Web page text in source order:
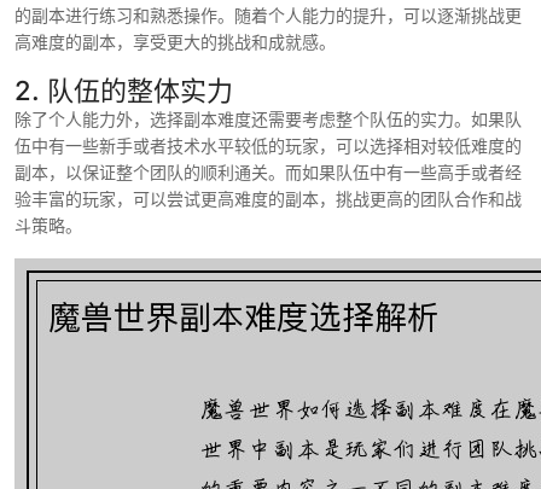
的副本进行练习和熟悉操作。随着个人能力的提升，可以逐渐挑战更
高难度的副本，享受更大的挑战和成就感。
2. 队伍的整体实力
除了个人能力外，选择副本难度还需要考虑整个队伍的实力。如果队
伍中有一些新手或者技术水平较低的玩家，可以选择相对较低难度的
副本，以保证整个团队的顺利通关。而如果队伍中有一些高手或者经
验丰富的玩家，可以尝试更高难度的副本，挑战更高的团队合作和战
斗策略。